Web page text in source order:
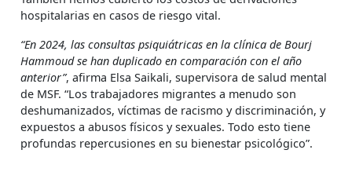
hospitalarias en casos de riesgo vital.
“En 2024, las consultas psiquiátricas en la clínica de Bourj
Hammoud se han duplicado en comparación con el año
anterior”, afirma Elsa Saikali, supervisora de salud mental
de MSF. “Los trabajadores migrantes a menudo son
deshumanizados, víctimas de racismo y discriminación, y
expuestos a abusos físicos y sexuales. Todo esto tiene
profundas repercusiones en su bienestar psicológico”.